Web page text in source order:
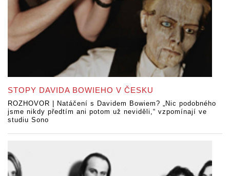
STOPY DAVIDA BOWIEHO V ČESKU
ROZHOVOR | Natáčení s Davidem Bowiem? „Nic podobného
jsme nikdy předtím ani potom už neviděli,“ vzpomínají ve
studiu Sono